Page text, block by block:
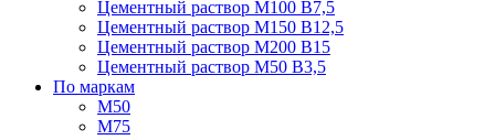
Цементный раствор М100 В7,5
Цементный раствор М150 В12,5
Цементный раствор М200 В15
Цементный раствор М50 В3,5
По маркам
М50
М75